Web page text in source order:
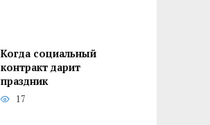
Когда социальный
контракт дарит
праздник
17